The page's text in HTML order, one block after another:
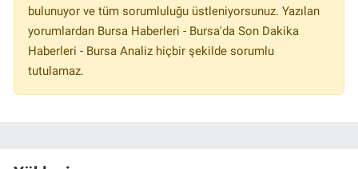
bulunuyor ve tüm sorumluluğu üstleniyorsunuz. Yazılan
yorumlardan Bursa Haberleri - Bursa'da Son Dakika
Haberleri - Bursa Analiz hiçbir şekilde sorumlu
tutulamaz.